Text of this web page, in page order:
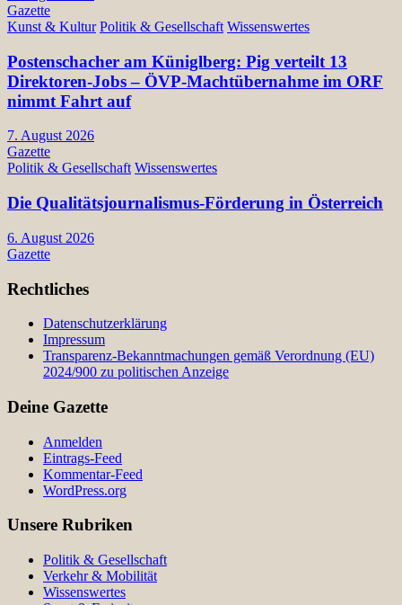
Gazette
Kunst & Kultur Politik & Gesellschaft Wissenswertes
Postenschacher am Küniglberg: Pig verteilt 13
Direktoren-Jobs – ÖVP-Machtübernahme im ORF
nimmt Fahrt auf
7. August 2026
Gazette
Politik & Gesellschaft Wissenswertes
Die Qualitätsjournalismus-Förderung in Österreich
6. August 2026
Gazette
Rechtliches
Datenschutzerklärung
Impressum
Transparenz-Bekanntmachungen gemäß Verordnung (EU)
2024/900 zu politischen Anzeige
Deine Gazette
Anmelden
Eintrags-Feed
Kommentar-Feed
WordPress.org
Unsere Rubriken
Politik & Gesellschaft
Verkehr & Mobilität
Wissenswertes